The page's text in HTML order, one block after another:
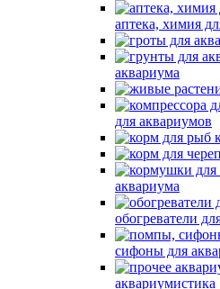
аптека, химия
аквариума
для аквариумов
аквариума
обогреватели
сифоны для
аквариумистика